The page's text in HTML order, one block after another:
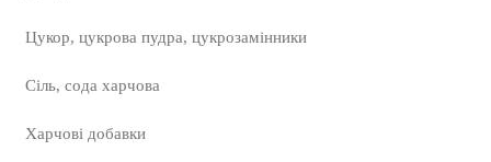
Цукор, цукрова пудра, цукрозамінники
Сіль, сода харчова
Харчові добавки